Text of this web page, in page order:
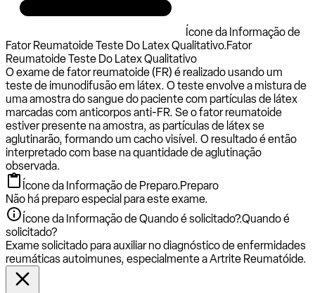
Ícone da Informação de
Fator Reumatoide Teste Do Latex Qualitativo.Fator
Reumatoide Teste Do Latex Qualitativo
O exame de fator reumatoide (FR) é realizado usando um
teste de imunodifusão em látex. O teste envolve a mistura de
uma amostra do sangue do paciente com partículas de látex
marcadas com anticorpos anti-FR. Se o fator reumatoide
estiver presente na amostra, as partículas de látex se
aglutinarão, formando um cacho visível. O resultado é então
interpretado com base na quantidade de aglutinação
observada.
Ícone da Informação de Preparo.Preparo
Não há preparo especial para este exame.
Ícone da Informação de Quando é solicitado?.Quando é
solicitado?
Exame solicitado para auxiliar no diagnóstico de enfermidades
reumáticas autoimunes, especialmente a Artrite Reumatóide.